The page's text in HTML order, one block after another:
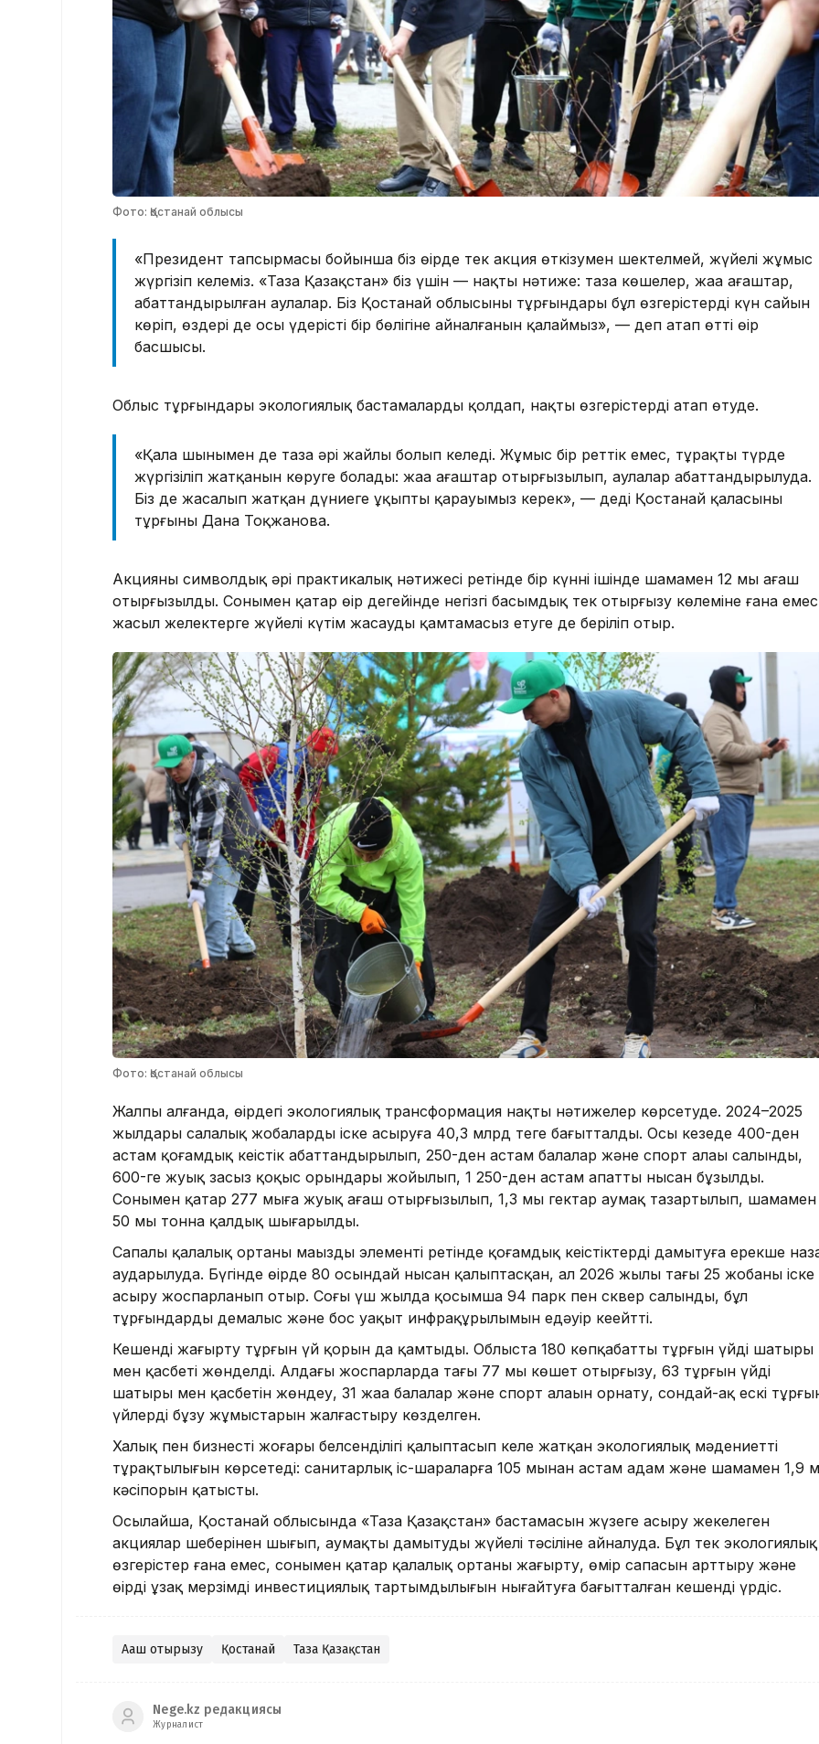
Фото: Қостанай облысы
«Президент тапсырмасы бойынша біз өңірде тек акция өткізумен шектелмей, жүйелі жұмыс
жүргізіп келеміз. «Таза Қазақстан» біз үшін — нақты нәтиже: таза көшелер, жаңа ағаштар,
абаттандырылған аулалар. Біз Қостанай облысының тұрғындары бұл өзгерістерді күн сайын
көріп, өздері де осы үдерістің бір бөлігіне айналғанын қалаймыз», — деп атап өтті өңір
басшысы.
Облыс тұрғындары экологиялық бастамаларды қолдап, нақты өзгерістерді атап өтуде.
«Қала шынымен де таза әрі жайлы болып келеді. Жұмыс бір реттік емес, тұрақты түрде
жүргізіліп жатқанын көруге болады: жаңа ағаштар отырғызылып, аулалар абаттандырылуда.
Біз де жасалып жатқан дүниеге ұқыпты қарауымыз керек», — деді Қостанай қаласының
тұрғыны Дана Тоқжанова.
Акцияның символдық әрі практикалық нәтижесі ретінде бір күннің ішінде шамамен 12 мың ағаш
отырғызылды. Сонымен қатар өңір деңгейінде негізгі басымдық тек отырғызу көлеміне ғана
жасыл желектерге жүйелі күтім жасауды қамтамасыз етуге де беріліп отыр.
Фото: Қостанай облысы
Жалпы алғанда, өңірдегі экологиялық трансформация нақты нәтижелер көрсетуде. 2024–2025
жылдары салалық жобаларды іске асыруға 40,3 млрд теңге бағытталды. Осы кезеңде 400-ден
астам қоғамдық кеңістік абаттандырылып, 250-ден астам балалар және спорт алаңы салынды,
600-ге жуық заңсыз қоқыс орындары жойылып, 1 250-ден астам апатты нысан бұзылды.
Сонымен қатар 277 мыңға жуық ағаш отырғызылып, 1,3 мың гектар аумақ тазартылып, шамамен
50 мың тонна қалдық шығарылды.
Сапалы қалалық ортаның маңызды элементі ретінде қоғамдық кеңістіктерді дамытуға ерекше
аударылуда. Бүгінде өңірде 80 осындай нысан қалыптасқан, ал 2026 жылы тағы 25 жобаны іске
асыру жоспарланып отыр. Соңғы үш жылда қосымша 94 парк пен сквер салынды, бұл
тұрғындардың демалыс және бос уақыт инфрақұрылымын едәуір кеңейтті.
Кешенді жаңғырту тұрғын үй қорын да қамтыды. Облыста 180 көпқабатты тұрғын үйдің шатыры
мен қасбеті жөнделді. Алдағы жоспарларда тағы 77 мың көшет отырғызу, 63 тұрғын үйдің
шатыры мен қасбетін жөндеу, 31 жаңа балалар және спорт алаңын орнату, сондай-ақ ескі
үйлерді бұзу жұмыстарын жалғастыру көзделген.
Халық пен бизнестің жоғары белсенділігі қалыптасып келе жатқан экологиялық мәдениеттің
тұрақтылығын көрсетеді: санитарлық іс-шараларға 105 мыңнан астам адам және шамамен 1,9
кәсіпорын қатысты.
Осылайша, Қостанай облысында «Таза Қазақстан» бастамасын жүзеге асыру жекелеген
акциялар шеңберінен шығып, аумақты дамытудың жүйелі тәсіліне айналуда. Бұл тек экологиялық
өзгерістер ғана емес, сонымен қатар қалалық ортаны жаңғырту, өмір сапасын арттыру және
өңірдің ұзақ мерзімді инвестициялық тартымдылығын нығайтуға бағытталған кешенді үрдіс.
Ағаш отырғызу Қостанай Таза Қазақстан
Nege.kz редакциясы
Журналист